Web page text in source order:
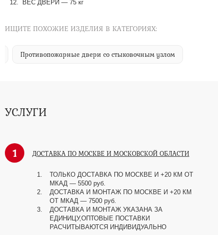
ВЕС ДВЕРИ — 75 кг
ИЩИТЕ ПОХОЖИЕ ИЗДЕЛИЯ В КАТЕГОРИЯХ:
Противопожарные двери со стыковочным узлом
УСЛУГИ
1 ДОСТАВКА ПО МОСКВЕ И МОСКОВСКОЙ ОБЛАСТИ
ТОЛЬКО ДОСТАВКА ПО МОСКВЕ И +20 КМ ОТ
МКАД — 5500 руб.
ДОСТАВКА И МОНТАЖ ПО МОСКВЕ И +20 КМ
ОТ МКАД — 7500 руб.
ДОСТАВКА И МОНТАЖ УКАЗАНА ЗА
ЕДИНИЦУ,ОПТОВЫЕ ПОСТАВКИ
РАСЧИТЫВАЮТСЯ ИНДИВИДУАЛЬНО